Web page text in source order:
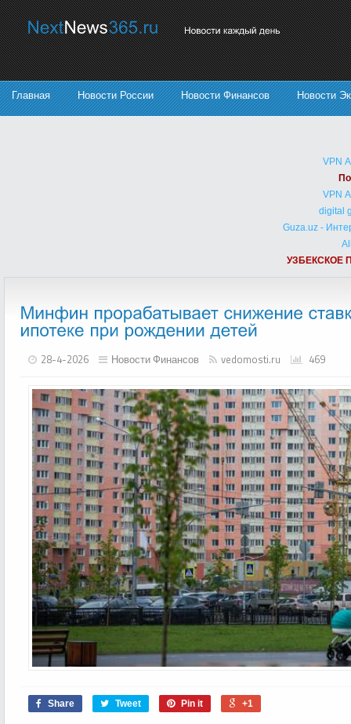
Главная Новости России Новости Финансов Новости
VPN
VPN
digital
Guza.uz -
УЗБЕКСКОЕ
28-4-2026 Новости Финансов vedomosti.ru 469
Share Tweet Pin it +1